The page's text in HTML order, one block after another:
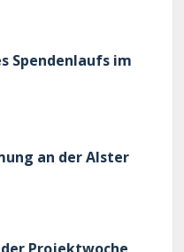
Spendenlaufs im
an der Alster